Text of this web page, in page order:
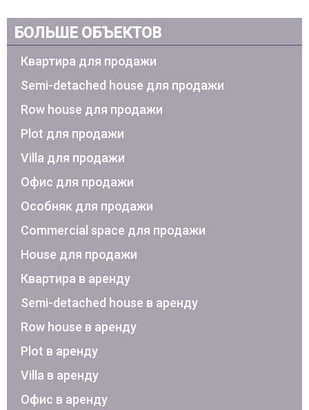
БОЛЬШЕ ОБЪЕКТОВ
Квартира для продажи
Semi-detached house для продажи
Row house для продажи
Plot для продажи
Villa для продажи
Офис для продажи
Особняк для продажи
Commercial space для продажи
House для продажи
Квартира в аренду
Semi-detached house в аренду
Row house в аренду
Plot в аренду
Villa в аренду
Офис в аренду